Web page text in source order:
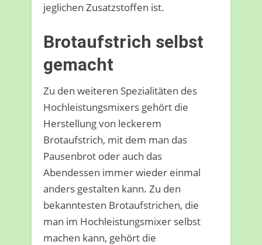
jeglichen Zusatzstoffen ist.
Brotaufstrich selbst
gemacht
Zu den weiteren Spezialitäten des
Hochleistungsmixers gehört die
Herstellung von leckerem
Brotaufstrich, mit dem man das
Pausenbrot oder auch das
Abendessen immer wieder einmal
anders gestalten kann. Zu den
bekanntesten Brotaufstrichen, die
man im Hochleistungsmixer selbst
machen kann, gehört die